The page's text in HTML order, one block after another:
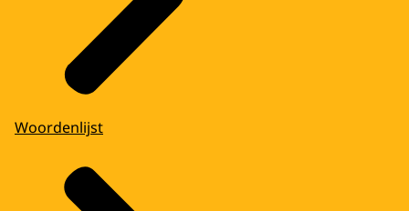
Woordenlijst